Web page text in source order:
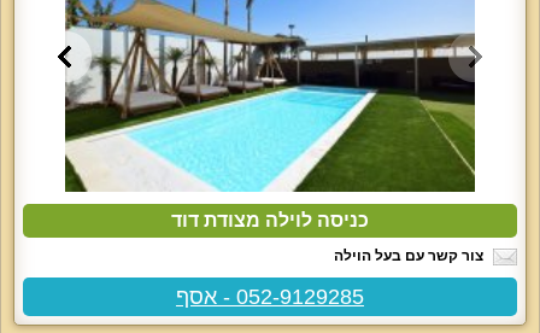
כניסה לוילה מצודת דוד
צור קשר עם בעל הוילה
052-9129285 - אסף